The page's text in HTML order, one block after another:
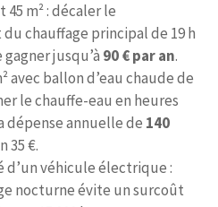
m² : décaler le
chauffage principal de 19 h
jusqu’à 90 € par an.
avec ballon d’eau chaude de
le chauffe-eau en heures
dépense annuelle de 140
35 €.
d’un véhicule électrique :
nocturne évite un surcoût